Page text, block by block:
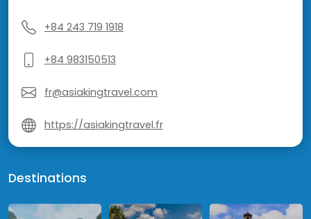
+84 243 719 1918
+84 983150513
fr@asiakingtravel.com
https://asiakingtravel.fr
Destinations